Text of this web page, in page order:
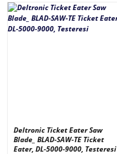
Deltronic Ticket Eater Saw
Blade_ BLAD-SAW-TE Ticket
Eater, DL-5000-9000, Testeresi